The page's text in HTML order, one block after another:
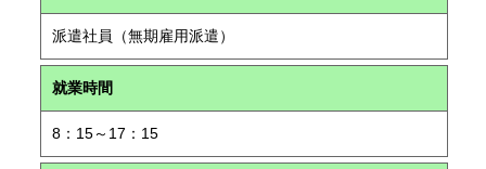
派遣社員（無期雇用派遣）
就業時間
8：15～17：15